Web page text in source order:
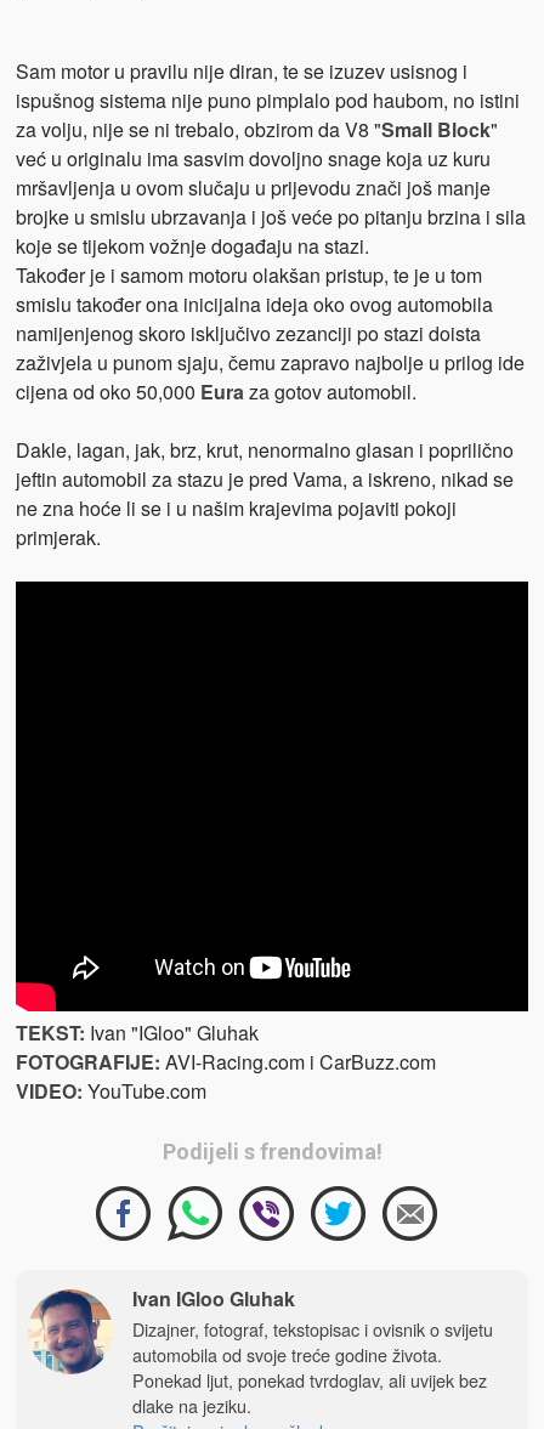
Sam motor u pravilu nije diran, te se izuzev usisnog i
ispušnog sistema nije puno pimplalo pod haubom, no istini
za volju, nije se ni trebalo, obzirom da V8 "Small Block"
već u originalu ima sasvim dovoljno snage koja uz kuru
mršavljenja u ovom slučaju u prijevodu znači još manje
brojke u smislu ubrzavanja i još veće po pitanju brzina i sila
koje se tijekom vožnje događaju na stazi.
Također je i samom motoru olakšan pristup, te je u tom
smislu također ona inicijalna ideja oko ovog automobila
namijenjenog skoro isključivo zezanciji po stazi doista
zaživjela u punom sjaju, čemu zapravo najbolje u prilog ide
cijena od oko 50,000 Euraza gotov automobil.
Dakle, lagan, jak, brz, krut, nenormalno glasan i poprilično
jeftin automobil za stazu je pred Vama, a iskreno, nikad se
ne zna hoće li se i u našim krajevima pojaviti pokoji
primjerak.
TEKST: Ivan "IGloo" Gluhak
FOTOGRAFIJE: AVI-Racing.com i CarBuzz.com
VIDEO: YouTube.com
Podijeli s frendovima!
Ivan IGloo Gluhak
Dizajner, fotograf, tekstopisac i ovisnik o svijetu
automobila od svoje treće godine života.
Ponekad ljut, ponekad tvrdoglav, ali uvijek bez
dlake na jeziku.